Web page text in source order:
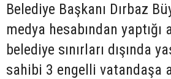
Belediye Başkanı Dırbaz
medya hesabından yaptığı
belediye sınırları dışında
sahibi 3 engelli vatandaşa